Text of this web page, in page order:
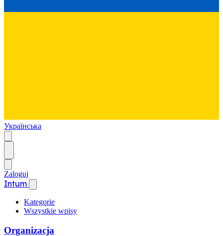
Українська
Zaloguj
Intum
Kategorie
Wszystkie wpisy
Organizacja